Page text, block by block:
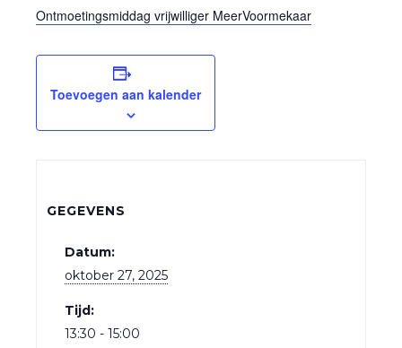
Ontmoetingsmiddag vrijwilliger MeerVoormekaar
Toevoegen aan kalender
GEGEVENS
Datum:
oktober 27, 2025
Tijd:
13:30 - 15:00